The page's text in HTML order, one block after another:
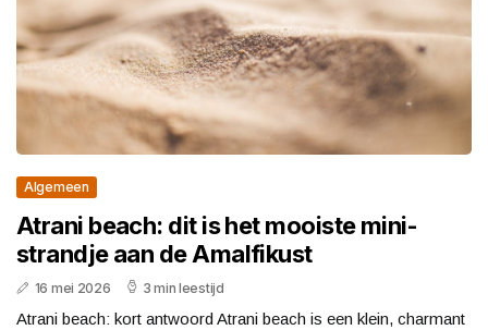
Algemeen
Atrani beach: dit is het mooiste mini-
strandje aan de Amalfikust
16 mei 2026 3 min leestijd
Atrani beach: kort antwoord Atrani beach is een klein, charmant